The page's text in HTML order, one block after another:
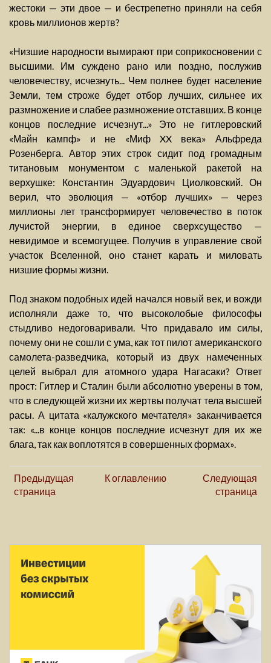
жестоки — эти двое — и бестрепетно приняли на себя
кровь миллионов жертв?
«Низшие народности вымирают при соприкосновении с
высшими. Им суждено рано или поздно, послужив
человечеству, исчезнуть... Чем полнее будет население
Земли, тем строже будет отбор лучших, сильнее их
размножение и слабее размножение отставших. В конце
концов последние исчезнут...» Это не гитлеровский
«Майн кампф» и не «Миф XX века» Альфреда
Розенберга. Автор этих строк сидит под громадным
титановым монументом с маленькой ракетой на
верхушке: Константин Эдуардович Циолковский. Он
верил, что эволюция — «отбор лучших» — через
миллионы лет трансформирует человечество в поток
лучистой энергии, в единое сверхсущество —
невидимое и всемогущее. Получив в управление свой
участок Вселенной, оно станет карать и миловать
низшие формы жизни.
Под знаком подобных идей начался новый век, и вожди
исполняли даже то, что высоколобые философы
стыдливо недоговаривали. Что придавало им силы,
почему они не сошли с ума, как тот пилот американского
самолета-разведчика, который из двух намеченных
целей выбрал для атомного удара Нагасаки? Ответ
прост: Гитлер и Сталин были абсолютно уверены в том,
что в следующей жизни их жертвы получат тела высшей
расы. А цитата «калужского мечтателя» заканчивается
так: «...в конце концов последние исчезнут для их же
блага, так как воплотятся в совершенных формах».
Предыдущая
страница
К оглавлению
Следующая
страница